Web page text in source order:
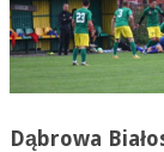
Dąbrowa